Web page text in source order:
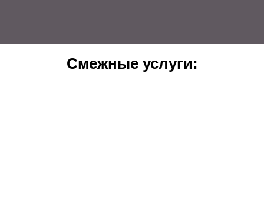
Смежные услуги: